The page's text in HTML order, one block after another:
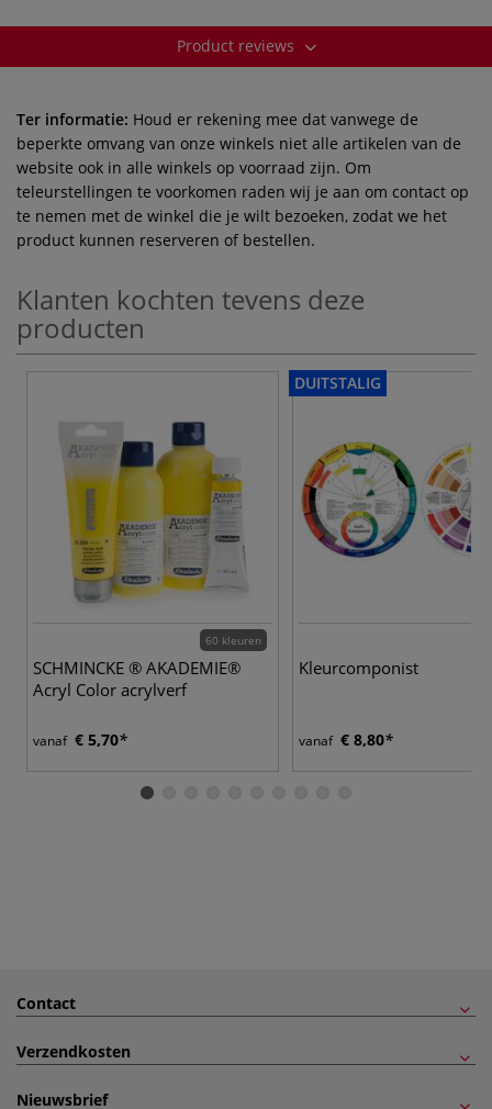
Product reviews
Ter informatie: Houd er rekening mee dat vanwege de
beperkte omvang van onze winkels niet alle artikelen van de
website ook in alle winkels op voorraad zijn. Om
teleurstellingen te voorkomen raden wij je aan om contact op
te nemen met de winkel die je wilt bezoeken, zodat we het
product kunnen reserveren of bestellen.
Klanten kochten tevens deze
producten
60 kleuren
SCHMINCKE ® AKADEMIE®
Acryl Color acrylverf
vanaf € 5,70
DUITSTALIG
Kleurcomponist
vanaf € 8,80
Contact
Verzendkosten
Nieuwsbrief